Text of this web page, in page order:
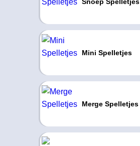
Mini Spelletjes
Merge Spelletjes